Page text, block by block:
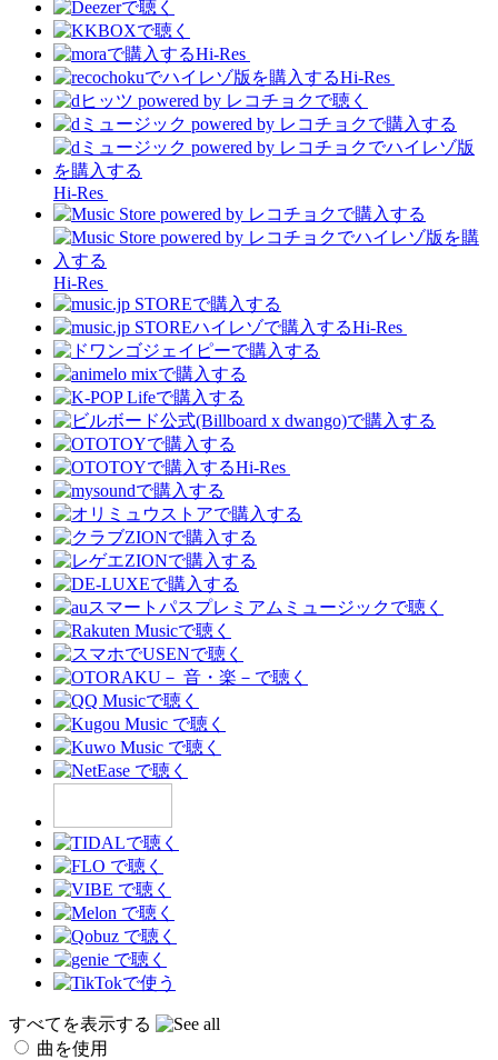
Hi-Res
Hi-Res
Hi-Res
Hi-Res
Hi-Res
Hi-Res
すべてを表示する
曲を使用